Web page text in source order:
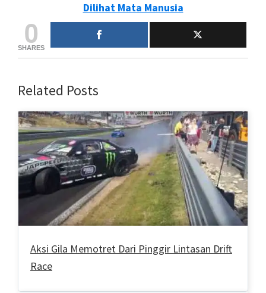
Dilihat Mata Manusia
0
SHARES
Related Posts
Aksi Gila Memotret Dari Pinggir Lintasan Drift
Race